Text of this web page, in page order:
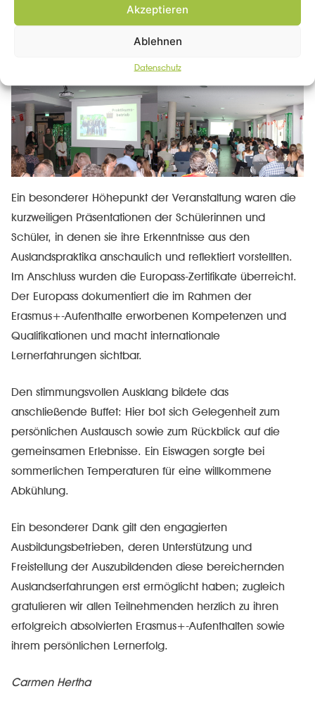
Akzeptieren
Ablehnen
Datenschutz
Ein besonderer Höhepunkt der Veranstaltung waren die
kurzweiligen Präsentationen der Schülerinnen und
Schüler, in denen sie ihre Erkenntnisse aus den
Auslandspraktika anschaulich und reflektiert vorstellten.
Im Anschluss wurden die Europass-Zertifikate überreicht.
Der Europass dokumentiert die im Rahmen der
Erasmus+-Aufenthalte erworbenen Kompetenzen und
Qualifikationen und macht internationale
Lernerfahrungen sichtbar.
Den stimmungsvollen Ausklang bildete das
anschließende Buffet: Hier bot sich Gelegenheit zum
persönlichen Austausch sowie zum Rückblick auf die
gemeinsamen Erlebnisse. Ein Eiswagen sorgte bei
sommerlichen Temperaturen für eine willkommene
Abkühlung.
Ein besonderer Dank gilt den engagierten
Ausbildungsbetrieben, deren Unterstützung und
Freistellung der Auszubildenden diese bereichernden
Auslandserfahrungen erst ermöglicht haben; zugleich
gratulieren wir allen Teilnehmenden herzlich zu ihren
erfolgreich absolvierten Erasmus+-Aufenthalten sowie
ihrem persönlichen Lernerfolg.
Carmen Hertha